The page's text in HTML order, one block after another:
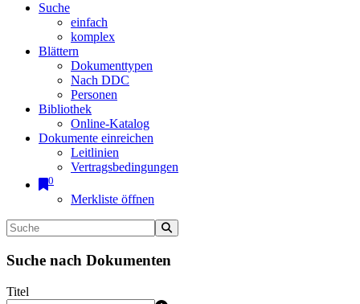
Suche
einfach
komplex
Blättern
Dokumenttypen
Nach DDC
Personen
Bibliothek
Online-Katalog
Dokumente einreichen
Leitlinien
Vertragsbedingungen
0
Merkliste öffnen
Suche nach Dokumenten
Titel